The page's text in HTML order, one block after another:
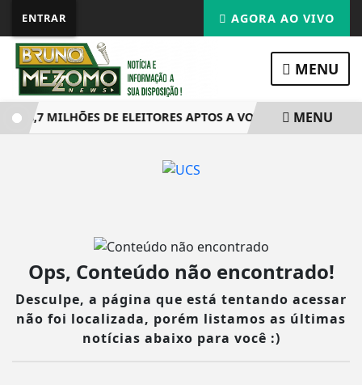
ENTRAR AGORA AO VIVO
MENU
MILHÕES DE ELEITORES APTOS A VOTAR EM OUTUBRO
MENU
Ops, Conteúdo não encontrado!
Desculpe, a página que está tentando acessar
não foi localizada, porém listamos as últimas
notícias abaixo para você :)